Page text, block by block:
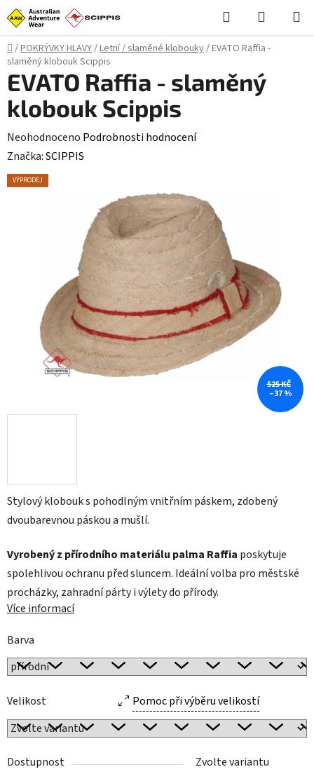
Přejít
na
obsah
Hledat
KOŠÍK
Domů
/POKRÝVKY HLAVY/Letní / slaměné klobouky/EVATO Raffia -
slaměný klobouk Scippis
Stylový klobouk s pohodlným vnitřním páskem, zdobený
dvoubarevnou páskou a mušlí.
Vyrobený z přírodního materiálu palma Raffia poskytuje
spolehlivou ochranu před sluncem. Ideální volba pro městské
procházky, zahradní párty i výlety do přírody.
Více informací
Barva
Velikost Pomoc při výběru velikostí
Dostupnost
Zvolte variantu
EVATO Raffia - slaměný
klobouk Scippis
Průměrné
hodnocení
produktu
Neohodnoceno Podrobnosti hodnocení
Značka:SCIPPIS
VÝPRODEJ
525 KČ
–37 %